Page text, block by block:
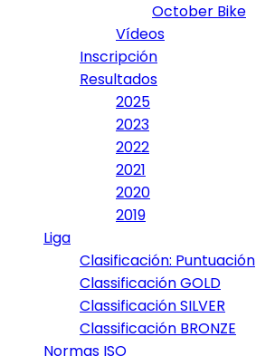
October Bike
Vídeos
Inscripción
Resultados
2025
2023
2022
2021
2020
2019
Liga
Clasificación: Puntuación
Classificación GOLD
Classificación SILVER
Classificación BRONZE
Normas ISO